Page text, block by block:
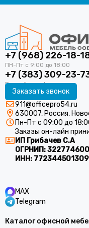
+7 (968) 226-18-
+7 (383) 309-23-
Заказать звонок
911@officepro54.ru
630007, Россия,
Пн-Пт с 09:00 до
Заказы он-лайн
ИП Грибачев С.А
ОГРНИП:
ИНН: 772344501309
MAX
Telegram
Каталог офисной